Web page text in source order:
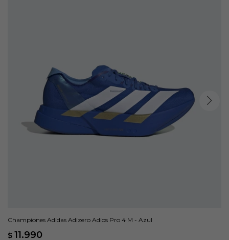
Championes Adidas Adizero Adios Pro 4 M - Azul
$ 11.990